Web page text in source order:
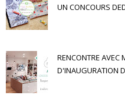
UN CONCOURS
RENCONTRE AVEC
D'INAUGURATION